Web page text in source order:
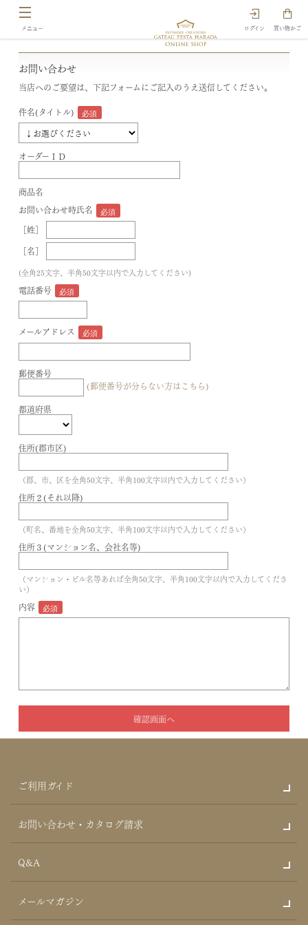
ログイン 買い物かご
お問い合わせ
当店へのご要望は、下記フォームにご記入のうえ送信してください。
件名(タイトル)
オーダーＩＤ
商品名
お問い合わせ時氏名
［姓］
［名］
(全角25文字、半角50文字以内で入力してください)
電話番号
メールアドレス
郵便番号
(郵便番号が分らない方はこちら)
都道府県
住所(郡市区)
（郡、市、区を全角50文字、半角100文字以内で入力してください）
住所２(それ以降)
（町名、番地を全角50文字、半角100文字以内で入力してください）
住所３(マンション名、会社名等)
（マンション・ビル名等あれば全角50文字、半角100文字以内で入力してくださ
い）
内容
ご利用ガイド
お問い合わせ・カタログ請求
Q&A
メールマガジン